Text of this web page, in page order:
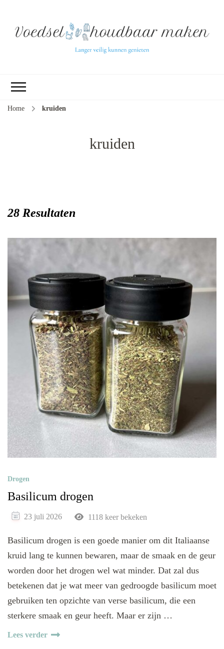
Home kruiden
kruiden
28 Resultaten
Drogen
Basilicum drogen
23 juli 2026 1118 keer bekeken
Basilicum drogen is een goede manier om dit Italiaanse
kruid lang te kunnen bewaren, maar de smaak en de geur
worden door het drogen wel wat minder. Dat zal dus
betekenen dat je wat meer van gedroogde basilicum moet
gebruiken ten opzichte van verse basilicum, die een
sterkere smaak en geur heeft. Maar er zijn …
Lees verder